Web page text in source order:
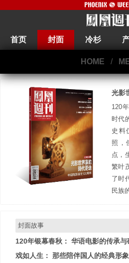
首页 封面 冷杉
HOME /
光影
120
时代
史料
照，
点，
繁叶
了时
民族
封面故事
120年银幕春秋： 华语电影的传承与
戏如人生： 那些陪伴国人的经典形象